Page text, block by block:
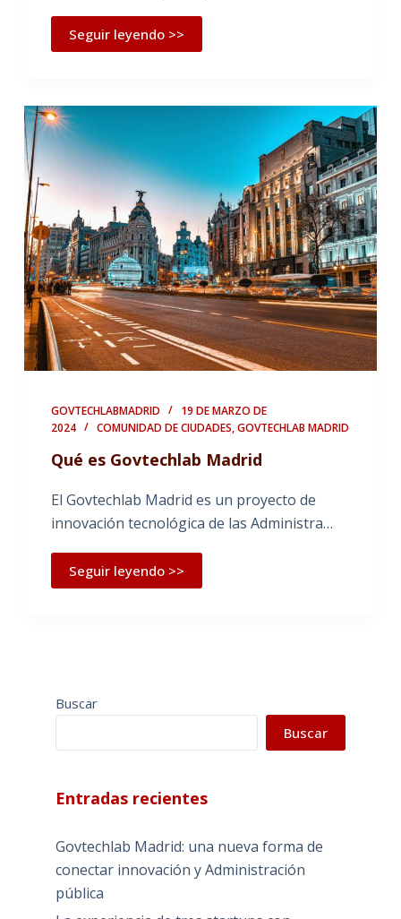
Seguir leyendo >>
GOVTECHLABMADRID
19 DE MARZO DE
2024
COMUNIDAD DE CIUDADES,GOVTECHLAB MADRID
Qué es Govtechlab Madrid
El Govtechlab Madrid es un proyecto de
innovación tecnológica de las Administra…
Seguir leyendo >>
Buscar
Buscar
Entradas recientes
Govtechlab Madrid: una nueva forma de
conectar innovación y Administración
pública